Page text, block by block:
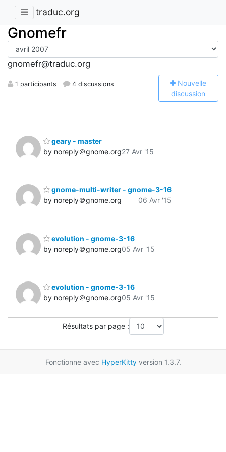
traduc.org
Gnomefr
gnomefr@traduc.org
1 participants 4 discussions Nouvelle
discussion
geary - master
by noreply＠gnome.org27 Avr '15
gnome-multi-writer - gnome-3-16
by noreply＠gnome.org
06 Avr '15
evolution - gnome-3-16
by noreply＠gnome.org05 Avr '15
evolution - gnome-3-16
by noreply＠gnome.org05 Avr '15
Résultats par page :
Fonctionne avec HyperKittyversion 1.3.7.